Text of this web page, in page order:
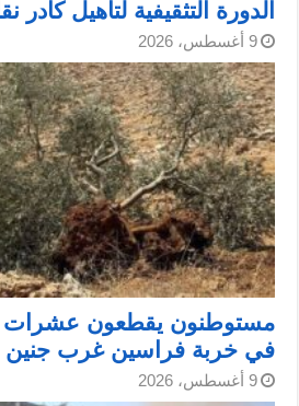
الدورة التثقيفية لتأهيل كادر
9 أغسطس، 2026
مستوطنون يقطعون عشرات
في خربة فراسين غرب جنين
9 أغسطس، 2026